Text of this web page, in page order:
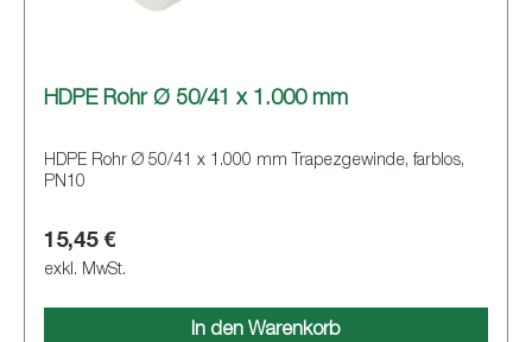
HDPE Rohr Ø 50/41 x 1.000 mm
HDPE Rohr Ø 50/41 x 1.000 mm Trapezgewinde, farblos,
PN10
15,45 €
exkl. MwSt.
In den Warenkorb